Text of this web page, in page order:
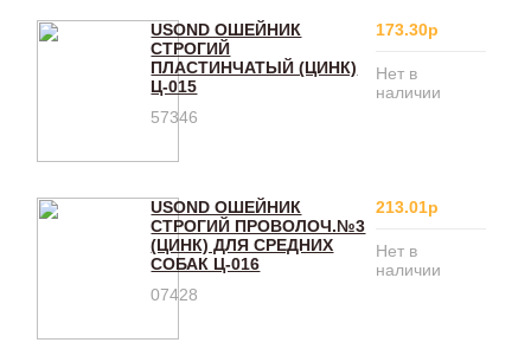
USOND ОШЕЙНИК
СТРОГИЙ
ПЛАСТИНЧАТЫЙ (ЦИНК)
Ц-015
57346
173.30р
Нет в
наличии
USOND ОШЕЙНИК
СТРОГИЙ ПРОВОЛОЧ.№3
(ЦИНК) ДЛЯ СРЕДНИХ
СОБАК Ц-016
07428
213.01р
Нет в
наличии